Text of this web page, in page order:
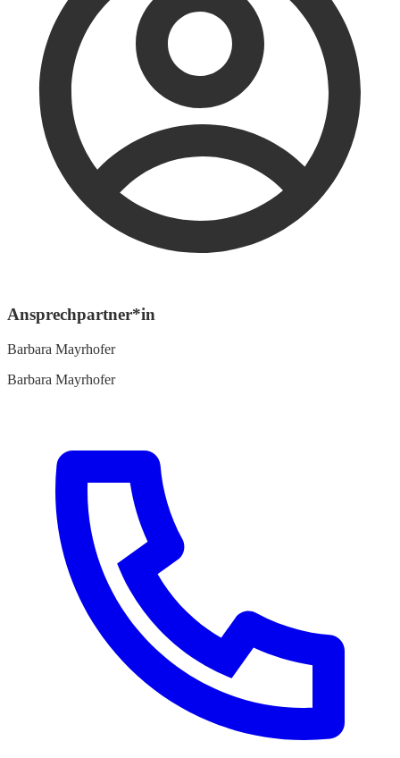
Ansprechpartner*in
Barbara Mayrhofer
Barbara Mayrhofer